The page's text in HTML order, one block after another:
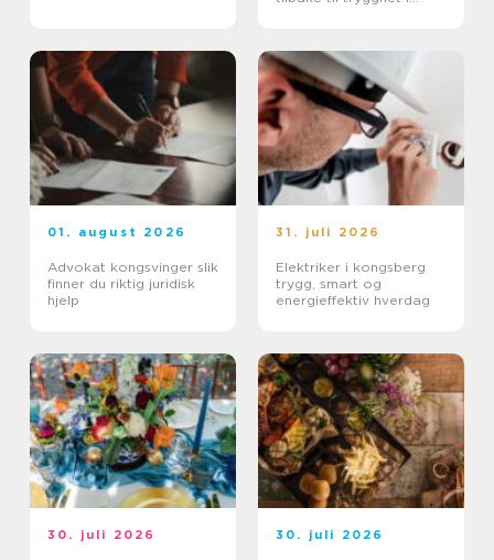
01. august 2026
Advokat kongsvinger slik
finner du riktig juridisk
hjelp
31. juli 2026
Elektriker i kongsberg
trygg, smart og
energieffektiv hverdag
30. juli 2026 30. juli 2026